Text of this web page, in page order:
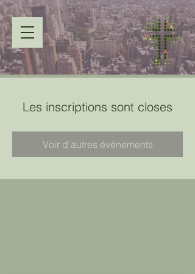
Les inscriptions sont closes
Voir d'autres événements